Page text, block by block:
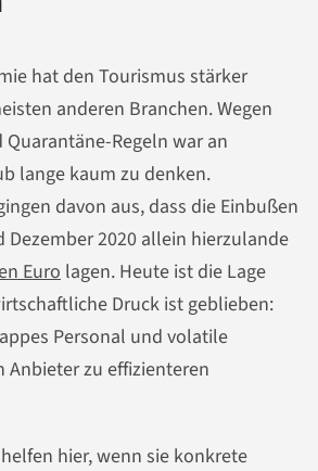
hat den Tourismus stärker
anderen Branchen. Wegen
Regeln war an
lange kaum zu denken.
davon aus, dass die Einbußen
Dezember 2020 allein hierzulande
Euro lagen. Heute ist die Lage
Druck ist geblieben:
Personal und volatile
Anbieter zu effizienteren
hier, wenn sie konkrete